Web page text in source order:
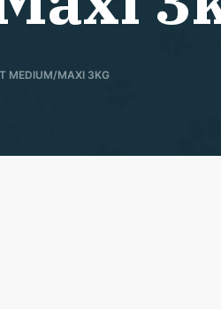
MEDIUM/MAXI 3KG